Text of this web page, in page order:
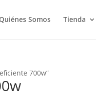
Quiénes Somos Tienda
700w”